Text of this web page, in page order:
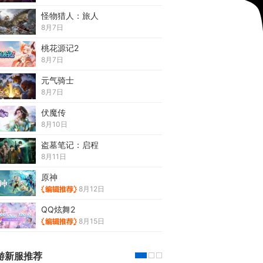
怪物猎人：旅人
8月7日
桃花源记2
8月7日
元气骑士
8月7日
伏魔传
8月10日
盗墓笔记：启程
8月11日
原神
8月12日
QQ炫舞2
8月15日
新服推荐